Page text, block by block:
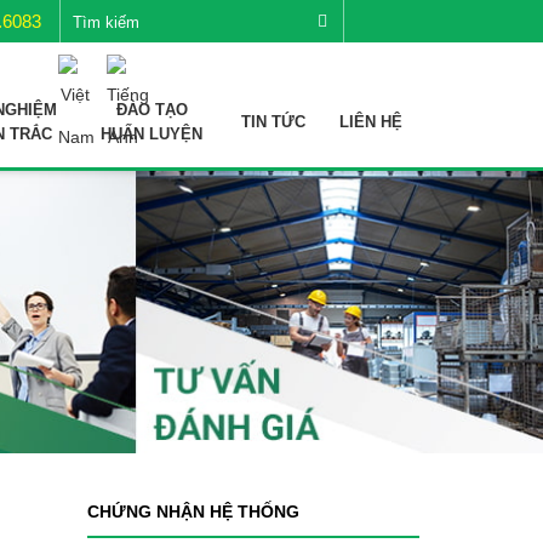
TRẮC
ĐÀO TẠO
HUẤN LUYỆN
TIN TỨC LIÊN HỆ
CHỨNG NHẬN HỆ THỐNG